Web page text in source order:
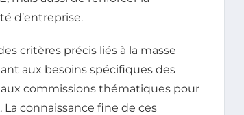
d’entreprise.
critères précis liés à la masse
aux besoins spécifiques des
commissions thématiques pour
connaissance fine de ces